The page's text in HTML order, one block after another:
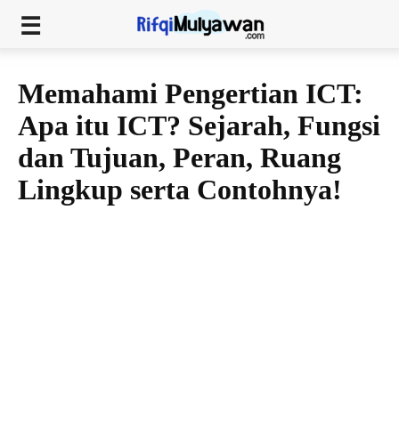
Memahami Pengertian ICT:
Apa itu ICT? Sejarah, Fungsi
dan Tujuan, Peran, Ruang
Lingkup serta Contohnya!